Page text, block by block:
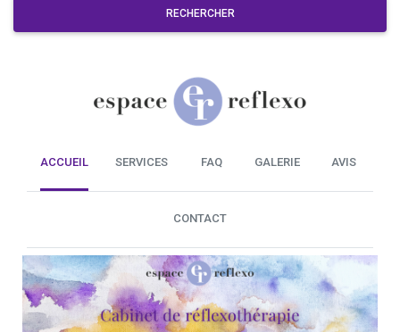
RECHERCHER
ACCUEIL SERVICES FAQ GALERIE AVIS
CONTACT